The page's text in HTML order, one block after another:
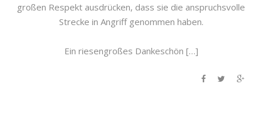
großen Respekt ausdrücken, dass sie die anspruchsvolle
Strecke in Angriff genommen haben.
Ein riesengroßes Dankeschön […]